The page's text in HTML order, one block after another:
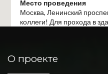
Место проведения
Москва, Ленинский
коллеги! Для прохода в
О проекте